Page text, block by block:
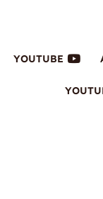
YOUTUBE